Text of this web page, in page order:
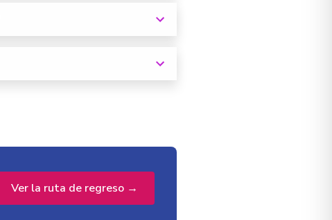
Ver la ruta de regreso →